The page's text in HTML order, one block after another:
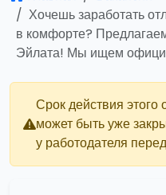
Хочешь заработать
в комфорте?
Эйлата! Мы ищем
Срок действия этого
может быть уже
у работодателя